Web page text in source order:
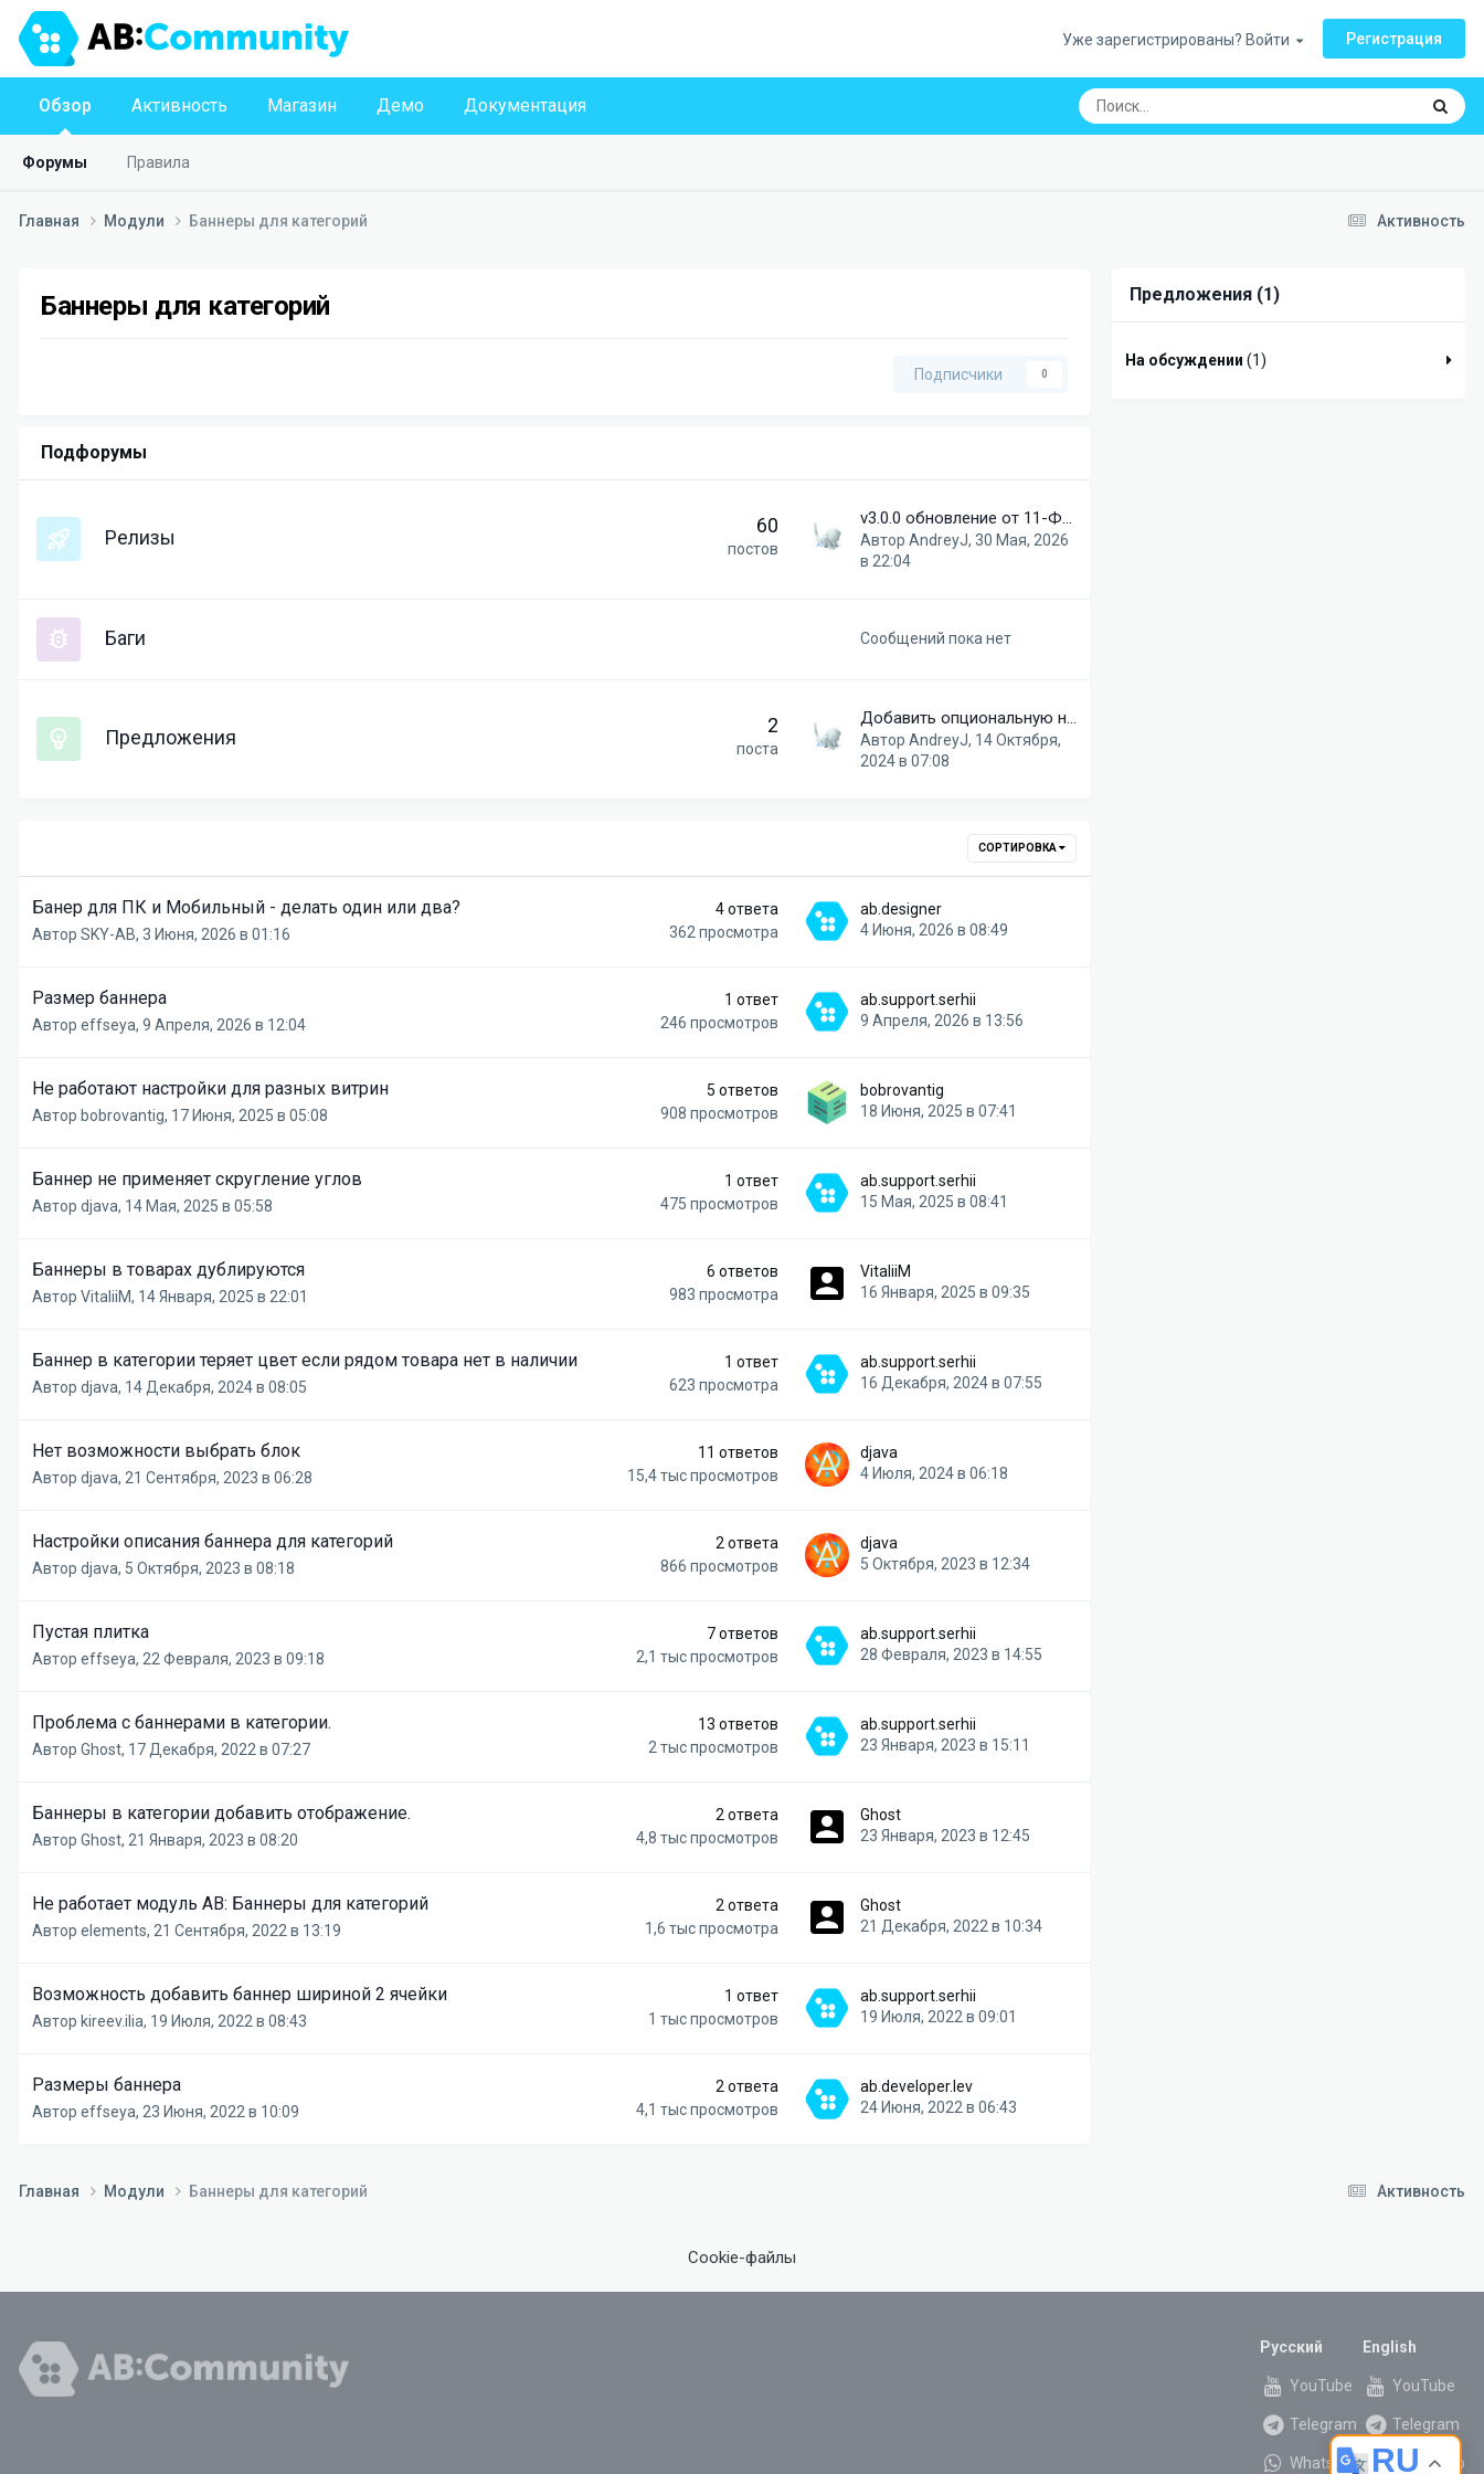
Уже зарегистрированы? Войти Регистрация
Обзор
Форумы Правила
Активность Магазин Демо Документация
Активность
Главная Модули Баннеры для категорий
Баннеры для категорий
Подписчики 0
Подфорумы
Релизы
60
постов
v3.0.0 обновление от 11-Фев-2026
Автор AndreyJ, 30 Мая, 2026
в 22:04
Баги Сообщений пока нет
Предложения
2
поста
Добавить опциональную настройку вывода баннеров на страницах пагинации
Автор AndreyJ, 14 Октября,
2024 в 07:08
СОРТИРОВКА
Банер для ПК и Мобильный - делать один или два?
Автор SKY-AB, 3 Июня, 2026 в 01:16
4ответа
362просмотра
ab.designer
4 Июня, 2026 в 08:49
Размер баннера
Автор effseya, 9 Апреля, 2026 в 12:04
1 ответ
246 просмотров
ab.support.serhii
9 Апреля, 2026 в 13:56
Не работают настройки для разных витрин
Автор bobrovantig, 17 Июня, 2025 в 05:08
5 ответов
908 просмотров
bobrovantig
18 Июня, 2025 в 07:41
Баннер не применяет скругление углов
Автор djava, 14 Мая, 2025 в 05:58
1 ответ
475 просмотров
ab.support.serhii
15 Мая, 2025 в 08:41
Баннеры в товарах дублируются
Автор VitaliiM, 14 Января, 2025 в 22:01
6 ответов
983 просмотра
VitaliiM
16 Января, 2025 в 09:35
Баннер в категории теряет цвет если рядом товара нет в наличии
Автор djava, 14 Декабря, 2024 в 08:05
1 ответ
623 просмотра
ab.support.serhii
16 Декабря, 2024 в 07:55
Нет возможности выбрать блок
Автор djava, 21 Сентября, 2023 в 06:28
11 ответов
15,4 тыспросмотров
djava
4 Июля, 2024 в 06:18
Настройки описания баннера для категорий
Автор djava, 5 Октября, 2023 в 08:18
2ответа
866 просмотров
djava
5 Октября, 2023 в 12:34
Пустая плитка
Автор effseya, 22 Февраля, 2023 в 09:18
7ответов
2,1 тыспросмотров
ab.support.serhii
28 Февраля, 2023 в 14:55
Проблема с баннерами в категории.
Автор Ghost, 17 Декабря, 2022 в 07:27
13 ответов
2 тыспросмотров
ab.support.serhii
23 Января, 2023 в 15:11
Баннеры в категории добавить отображение.
Автор Ghost, 21 Января, 2023 в 08:20
2ответа
4,8 тыспросмотров
Ghost
23 Января, 2023 в 12:45
Не работает модуль AB: Баннеры для категорий
Автор elements, 21 Сентября, 2022 в 13:19
2ответа
1,6 тыспросмотра
Ghost
21 Декабря, 2022 в 10:34
Возможность добавить баннер шириной 2 ячейки
Автор kireev.ilia, 19 Июля, 2022 в 08:43
1 ответ
1 тыспросмотров
ab.support.serhii
19 Июля, 2022 в 09:01
Размеры баннера
Автор effseya, 23 Июня, 2022 в 10:09
2ответа
4,1 тыспросмотров
ab.developer.lev
24 Июня, 2022 в 06:43
Предложения (1)
На обсуждении (1)
Активность
Главная Модули Баннеры для категорий
Cookie-файлы
RU
Русский
YouTube
Telegram
WhatsApp
English
YouTube
Telegram
WhatsApp